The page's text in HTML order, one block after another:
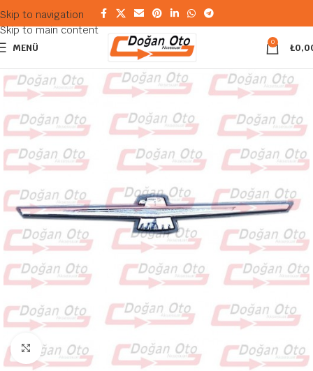
Skip to navigation
Skip to main content
MENÜ 0 ₺
Büyütmek için tıklayın